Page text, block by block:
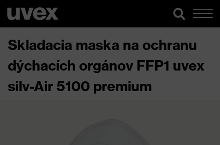
Skladacia maska na ochranu
dýchacích orgánov FFP1 uvex
silv-Air 5100 premium